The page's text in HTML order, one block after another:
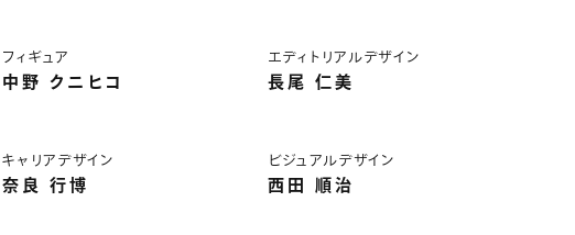
フィギュア
中野 クニヒコ
エディトリアルデザイン
長尾 仁美
キャリアデザイン
奈良 行博
ビジュアルデザイン
西田 順治